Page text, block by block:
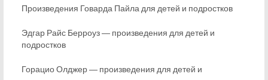
Произведения Говарда Пайла для детей и подростков
Эдгар Райс Берроуз ― произведения для детей и
подростков
Горацио Олджер ― произведения для детей и